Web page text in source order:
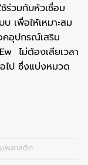
ร่วมกับหัวเชื่อม
เพื่อให้เหมาะสม
คอุปกรณ์เสริม
ไม่ต้องเสียเวลา
ไป ซึ่งแบ่งหมวด
มพลาสติก